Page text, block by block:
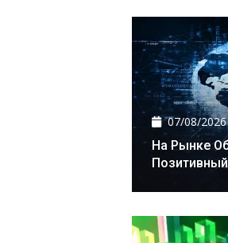
07/08/2026
На Рынке